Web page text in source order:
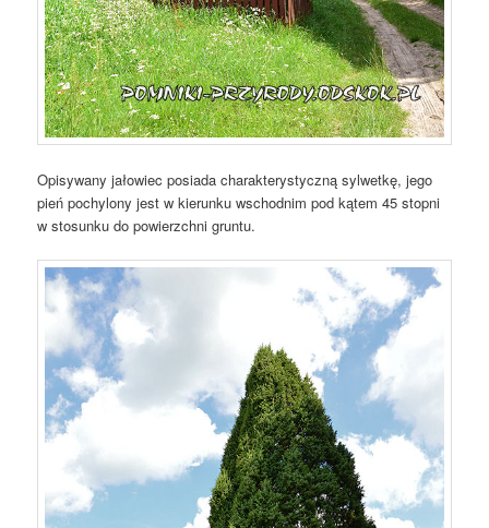
Opisywany jałowiec posiada charakterystyczną sylwetkę, jego
pień pochylony jest w kierunku wschodnim pod kątem 45 stopni
w stosunku do powierzchni gruntu.